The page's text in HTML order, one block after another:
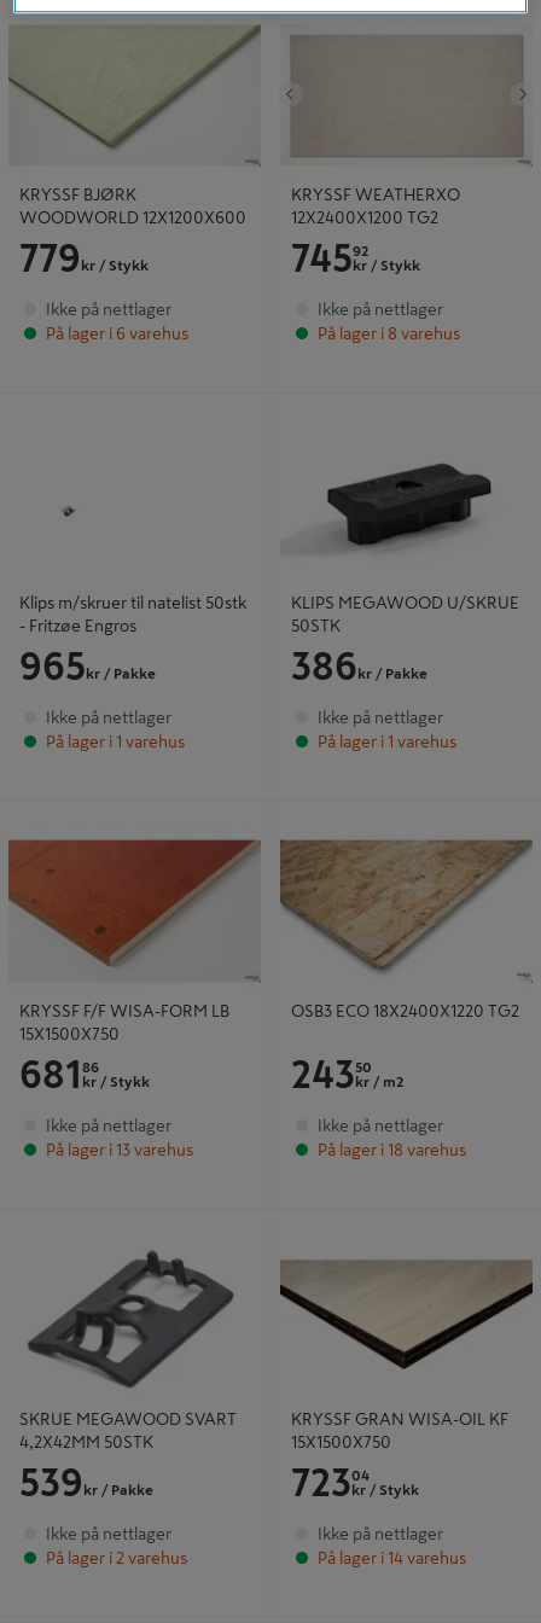
12X1200X600
KRYSSF BJØRK
WOODWORLD 12X1200X600
779 kr / Stykk
Ikke på nettlager
På lager i 6 varehus
12X2400X1200 TG2
KRYSSF WEATHERXO
12X2400X1200 TG2
74592
kr / Stykk
Ikke på nettlager
På lager i 8 varehus
Klips m/skruer til natelist 50stk
- Fritzøe Engros
965 kr / Pakke
Ikke på nettlager
På lager i 1 varehus
KLIPS MEGAWOOD U/SKRUE
50STK
386 kr / Pakke
Ikke på nettlager
På lager i 1 varehus
15X1500X750
KRYSSF F/F WISA-FORM LB
15X1500X750
681 86
kr / Stykk
Ikke på nettlager
På lager i 13 varehus
OSB3 ECO 18X2400X1220 TG2
24350
kr / m2
Ikke på nettlager
På lager i 18 varehus
SKRUE MEGAWOOD SVART
4,2X42MM 50STK
539 kr / Pakke
Ikke på nettlager
På lager i 2 varehus
KRYSSF GRAN WISA-OIL KF
15X1500X750
72304
kr / Stykk
Ikke på nettlager
På lager i 14 varehus